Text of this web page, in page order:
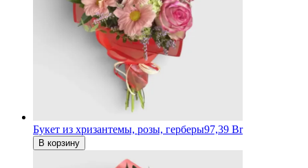
Букет из хризантемы, розы, герберы97,39 Br
В корзину